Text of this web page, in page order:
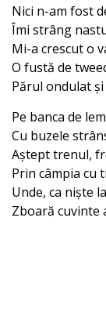
Nici n-am fost
Îmi strâng
Mi-a crescut o
O fustă de
Părul ondulat
Pe banca de
Cu buzele
Aștept trenul,
Prin câmpia cu
Unde, ca niște
Zboară cuvinte